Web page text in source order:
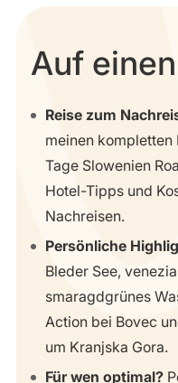
Auf
Reise zum
meinen kompletten
Tage Slowenien
Hotel-Tipps und
Nachreisen.
Persönliche
Bleder See,
smaragdgrünes
Action bei Bovec
um Kranjska Gora.
Für wen optimal?